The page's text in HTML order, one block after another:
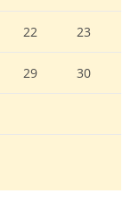
22 23
29 30